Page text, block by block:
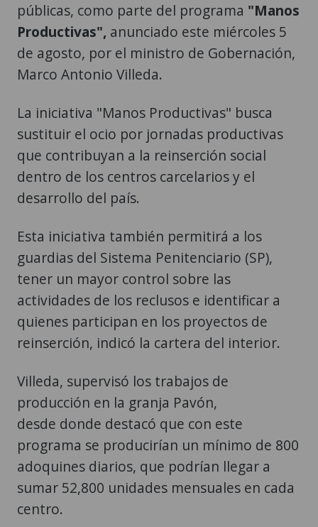
públicas, como parte del programa "Manos
Productivas", anunciado este miércoles 5
de agosto, por el ministro de Gobernación,
Marco Antonio Villeda.
La iniciativa "Manos Productivas" busca
sustituir el ocio por jornadas productivas
que contribuyan a la reinserción social
dentro de los centros carcelarios y el
desarrollo del país.
Esta iniciativa también permitirá a los
guardias del Sistema Penitenciario (SP),
tener un mayor control sobre las
actividades de los reclusos e identificar a
quienes participan en los proyectos de
reinserción, indicó la cartera del interior.
Villeda, supervisó los trabajos de
producción en la granja Pavón,
desde donde destacó que con este
programa se producirían un mínimo de 800
adoquines diarios, que podrían llegar a
sumar 52,800 unidades mensuales en cada
centro.